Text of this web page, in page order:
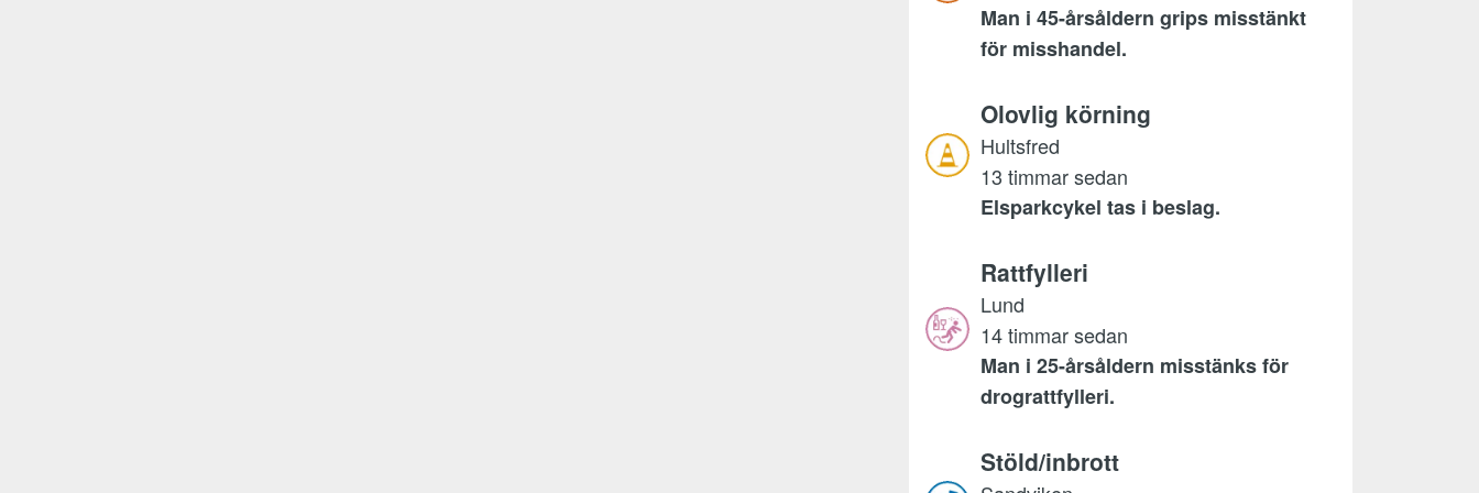
Man i 45-årsåldern grips misstänkt
för misshandel.
Olovlig körning
Hultsfred
13 timmar sedan
Elsparkcykel tas i beslag.
Rattfylleri
Lund
14 timmar sedan
Man i 25-årsåldern misstänks för
drograttfylleri.
Stöld/inbrott